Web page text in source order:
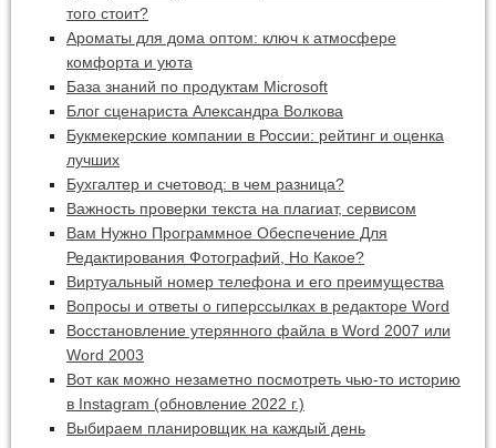
того стоит?
Ароматы для дома оптом: ключ к атмосфере
комфорта и уюта
База знаний по продуктам Microsoft
Блог сценариста Александра Волкова
Букмекерские компании в России: рейтинг и оценка
лучших
Бухгалтер и счетовод: в чем разница?
Важность проверки текста на плагиат, сервисом
Вам Нужно Программное Обеспечение Для
Редактирования Фотографий, Но Какое?
Виртуальный номер телефона и его преимущества
Вопросы и ответы о гиперссылках в редакторе Word
Восстановление утерянного файла в Word 2007 или
Word 2003
Вот как можно незаметно посмотреть чью-то историю
в Instagram (обновление 2022 г.)
Выбираем планировщик на каждый день